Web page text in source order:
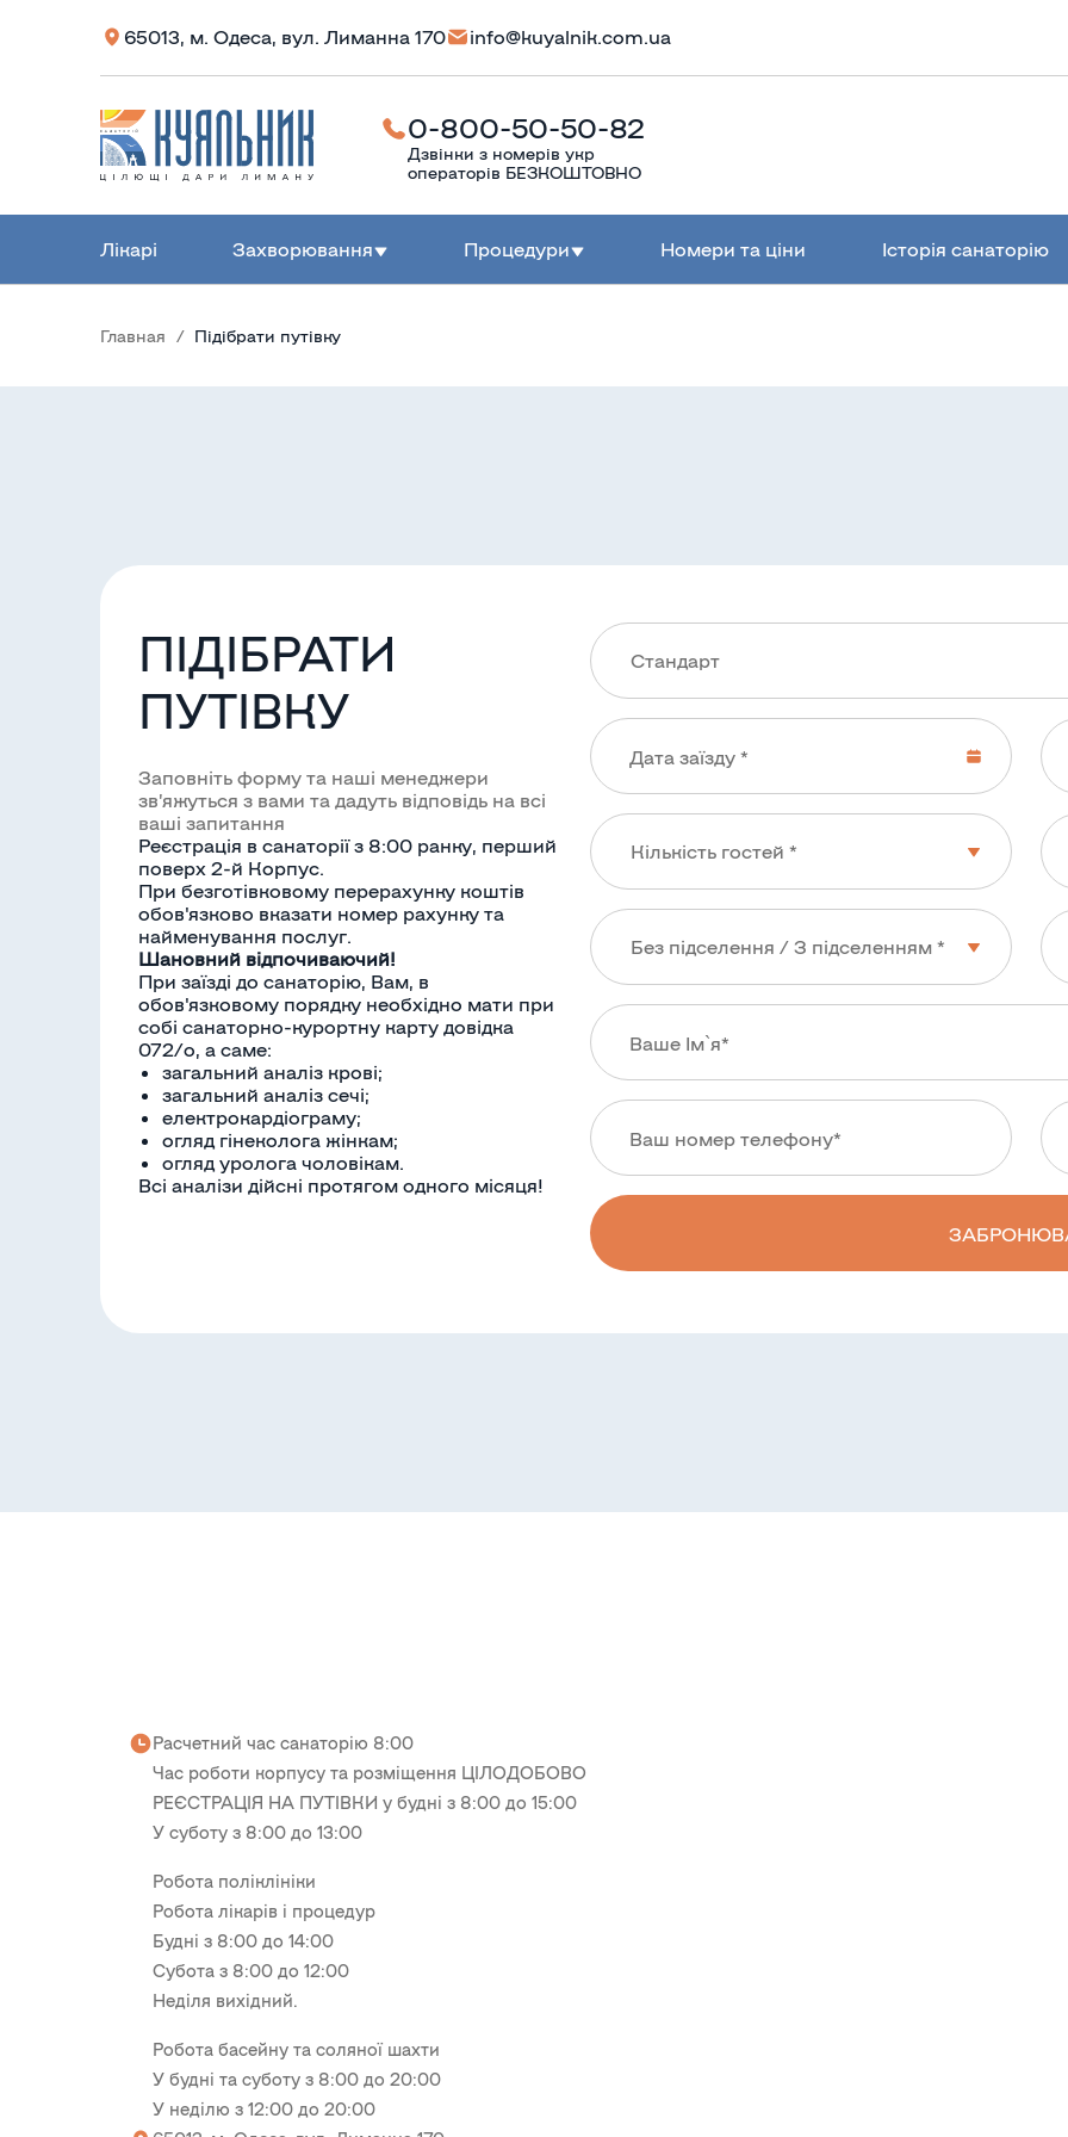
65013, м. Одеса, вул. Лиманна 170 info@kuyalnik.com.ua
0-800-50-50-82
Дзвінки з номерів укр
операторів БЕЗКОШТОВНО
Лікарі Захворювання Процедури Номери та ціни Історія санаторію
Главная Підібрати путівку
ПІДІБРАТИ
ПУТІВКУ
Заповніть форму та наші менеджери
зв’яжуться з вами та дадуть відповідь на всі
ваші запитання
Реєстрація в санаторії з 8:00 ранку, перший
поверх 2-й Корпус.
При безготівковому перерахунку коштів
обов'язково вказати номер рахунку та
найменування послуг.
Шановний відпочиваючий!
При заїзді до санаторію, Вам, в
обов'язковому порядку необхідно мати при
собі санаторно-курортну карту довідка
072/о, а саме:
загальний аналіз крові;
загальний аналіз сечі;
електрокардіограму;
огляд гінеколога жінкам;
огляд уролога чоловікам.
Всі аналізи дійсні протягом одного місяця!
Расчетний час санаторію 8:00
Час роботи корпусу та розміщення ЦІЛОДОБОВО
РЕЄСТРАЦІЯ НА ПУТІВКИ у будні з 8:00 до 15:00
У суботу з 8:00 до 13:00
Робота поліклініки
Робота лікарів і процедур
Будні з 8:00 до 14:00
Субота з 8:00 до 12:00
Неділя вихідний.
Робота басейну та соляної шахти
У будні та суботу з 8:00 до 20:00
У неділю з 12:00 до 20:00